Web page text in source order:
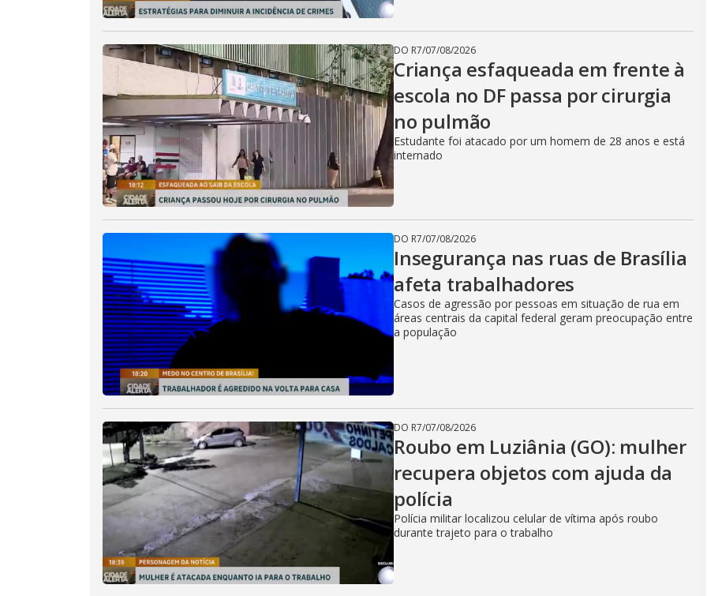
DO R7/07/08/2026
Criança esfaqueada em frente à
escola no DF passa por cirurgia
no pulmão
Estudante foi atacado por um homem de 28 anos e está
internado
DO R7/07/08/2026
Insegurança nas ruas de Brasília
afeta trabalhadores
Casos de agressão por pessoas em situação de rua em
áreas centrais da capital federal geram preocupação entre
a população
DO R7/07/08/2026
Roubo em Luziânia (GO): mulher
recupera objetos com ajuda da
polícia
Polícia militar localizou celular de vítima após roubo
durante trajeto para o trabalho